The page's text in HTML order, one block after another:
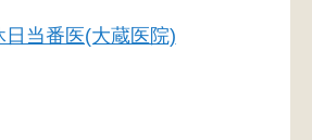
当番医(大蔵医院)